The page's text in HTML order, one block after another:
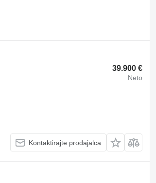
39.900 €
Neto
Kontaktirajte prodajalca